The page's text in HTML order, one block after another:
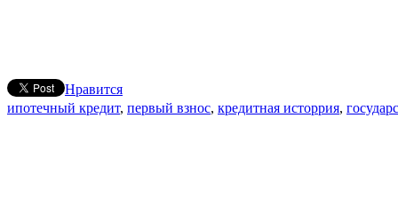
Нравится
ипотечный кредит, первый взнос, кредитная исторрия,